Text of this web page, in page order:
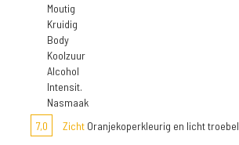
Moutig
Kruidig
Body
Koolzuur
Alcohol
Intensit.
Nasmaak
7,0
Zicht Oranjekoperkleurig en licht troebel